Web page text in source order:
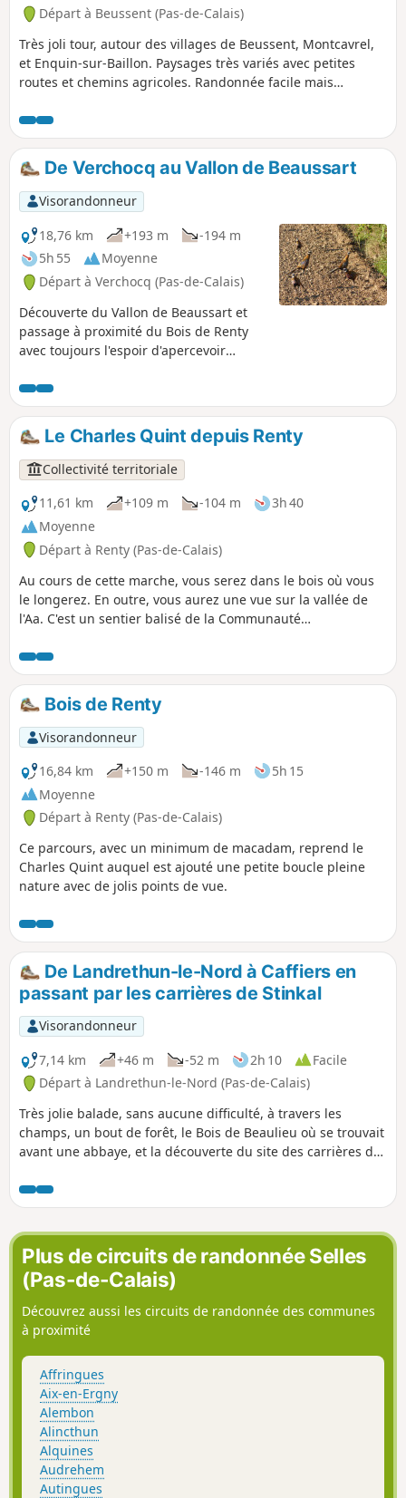
Départ à Beussent (Pas-de-Calais)
Très joli tour, autour des villages de Beussent, Montcavrel,
et Enquin-sur-Baillon. Paysages très variés avec petites
routes et chemins agricoles. Randonnée facile mais
la vallée de la Course, avec ses cressonnières encore en
activité. Halte pique-nique agréable à Enquin sur Baillon
(table ombragée) ou Beussent, près de la rivière. Le départ
se fait d'Enquinehaut car la descente sur la Course est
splendide. Vous verrez de jolies vallées perdues.
De Verchocq au Vallon de Beaussart
Visorandonneur
18,76 km
+193 m
-194 m
5h 55
Moyenne
Départ à Verchocq (Pas-de-Calais)
Découverte du Vallon de Beaussart et
passage à proximité du Bois de Renty
avec toujours l'espoir d'apercevoir
quelques faisans vénérés ce 16 octobre
mais ils se laissent pratiquement
caresser. Un régal pour les sportifs
armés ! Pratiquement pas de routes sur
ce circuit.
Le Charles Quint depuis Renty
Collectivité territoriale
11,61 km
+109 m -104 m
3h 40
Moyenne
Départ à Renty (Pas-de-Calais)
Au cours de cette marche, vous serez dans le bois où vous
le longerez. En outre, vous aurez une vue sur la vallée de
l'Aa. C'est un sentier balisé de la Communauté
Bois de Renty
Visorandonneur
16,84 km
+150 m -146 m
5h 15
Moyenne
Départ à Renty (Pas-de-Calais)
Ce parcours, avec un minimum de macadam, reprend le
Charles Quint auquel est ajouté une petite boucle pleine
nature avec de jolis points de vue.
De Landrethun-le-Nord à Caffiers en
passant par les carrières de Stinkal
Visorandonneur
7,14 km
+46 m -52 m 2h 10
Facile
Départ à Landrethun-le-Nord (Pas-de-Calais)
Très jolie balade, sans aucune difficulté, à travers les
champs, un bout de forêt, le Bois de Beaulieu où se trouvait
avant une abbaye, et la découverte du site des carrières de
camions est important. Malheureusement, on pouvait,
avant, emprunter un petit chemin qui longeait la voie
ferrée, chemin que l'on prenait sur le site des carrières.
Désormais, l'accès de ce chemin est strictement interdit, ce
qui oblige à finir la randonnée sur le bitume, à partir des
carrières. Ce qui n'enlève rien au charme du début de la
balade.
Plus de circuits de randonnée Selles
(Pas-de-Calais)
Découvrez aussi les circuits de randonnée des communes
à proximité
Affringues
Aix-en-Ergny
Alembon
Alincthun
Alquines
Audrehem
Autingues